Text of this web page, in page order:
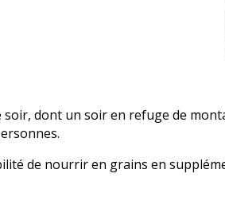
dont un soir en refuge de
de nourrir en grains en